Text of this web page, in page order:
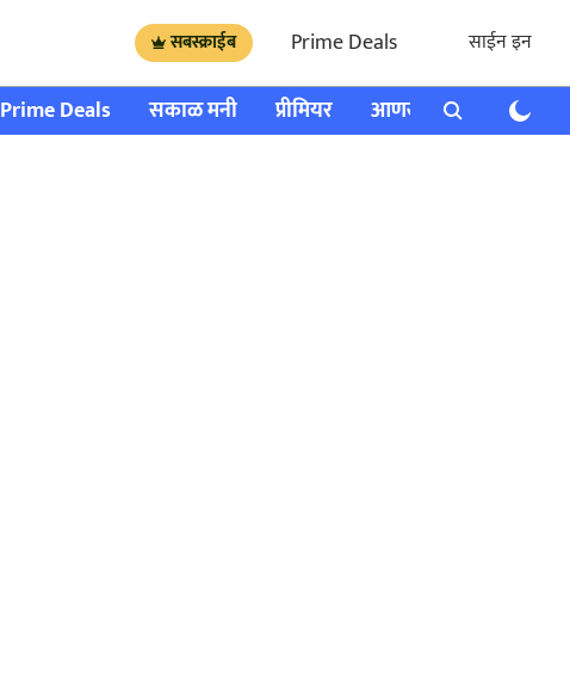
सबस्क्राईब Prime Deals साईन इन
Prime Deals सकाळ मनी प्रीमियर आणखी राशी भविष्य